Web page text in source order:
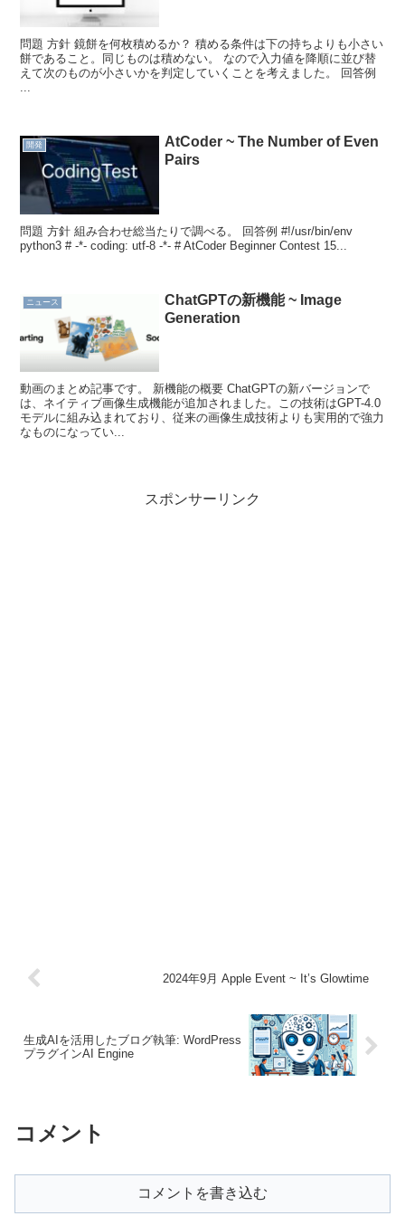
問題 方針 鏡餅を何枚積めるか？ 積める条件は下の持ちよりも小さい
餅であること。同じものは積めない。 なので入力値を降順に並び替
えて次のものが小さいかを判定していくことを考えました。 回答例
...
開発
AtCoder ~ The Number of Even
Pairs
問題 方針 組み合わせ総当たりで調べる。 回答例 #!/usr/bin/env
python3 # -*- coding: utf-8 -*- # AtCoder Beginner Contest 15...
ニュース
ChatGPTの新機能 ~ Image
Generation
動画のまとめ記事です。 新機能の概要 ChatGPTの新バージョンで
は、ネイティブ画像生成機能が追加されました。この技術はGPT-4.0
モデルに組み込まれており、従来の画像生成技術よりも実用的で強力
なものになってい...
スポンサーリンク
2024年9月 Apple Event ~ It’s Glowtime
生成AIを活用したブログ執筆: WordPress
プラグインAI Engine
コメント
コメントを書き込む